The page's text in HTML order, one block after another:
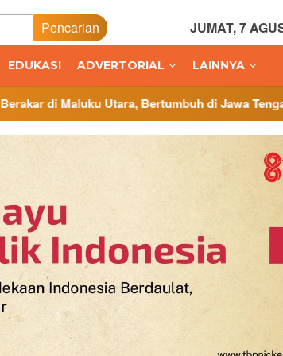
Pencarian JUMAT, 7
EDUKASI ADVERTORIAL LAINNYA
Utara, Bertumbuh di Jawa Tengah